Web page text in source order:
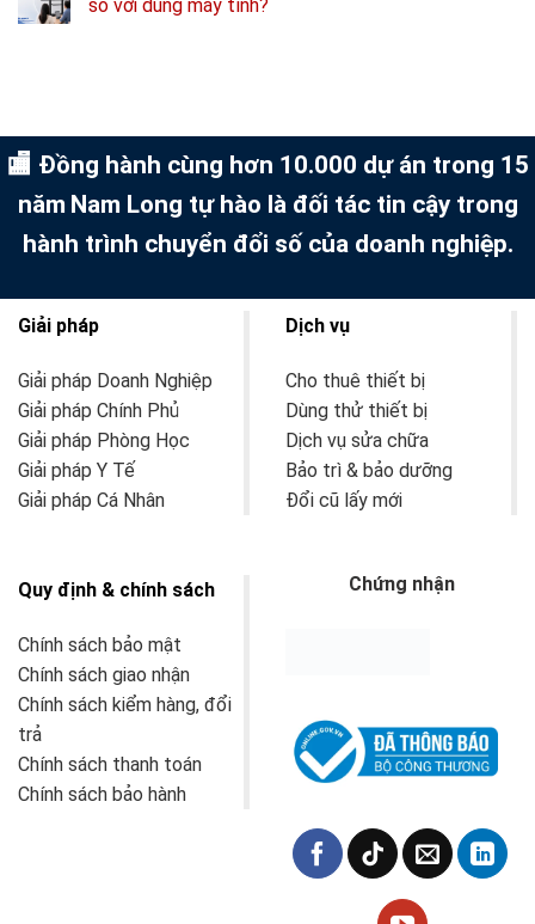
so với dùng máy tính?
🏬 Đồng hành cùng hơn 10.000 dự án trong 15
năm Nam Long tự hào là đối tác tin cậy trong
hành trình chuyển đổi số của doanh nghiệp.
Giải pháp
Giải pháp Doanh Nghiệp
Giải pháp Chính Phủ
Giải pháp Phòng Học
Giải pháp Y Tế
Giải pháp Cá Nhân
Dịch vụ
Cho thuê thiết bị
Dùng thử thiết bị
Dịch vụ sửa chữa
Bảo trì & bảo dưỡng
Đổi cũ lấy mới
Quy định & chính sách
Chính sách bảo mật
Chính sách giao nhận
Chính sách kiểm hàng, đổi
trả
Chính sách thanh toán
Chính sách bảo hành
Chứng nhận